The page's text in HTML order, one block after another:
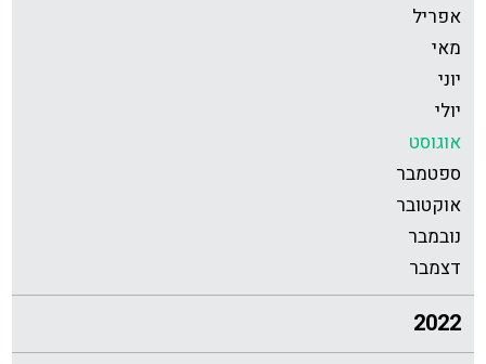
אפריל
מאי
יוני
יולי
אוגוסט
ספטמבר
אוקטובר
נובמבר
דצמבר
2022